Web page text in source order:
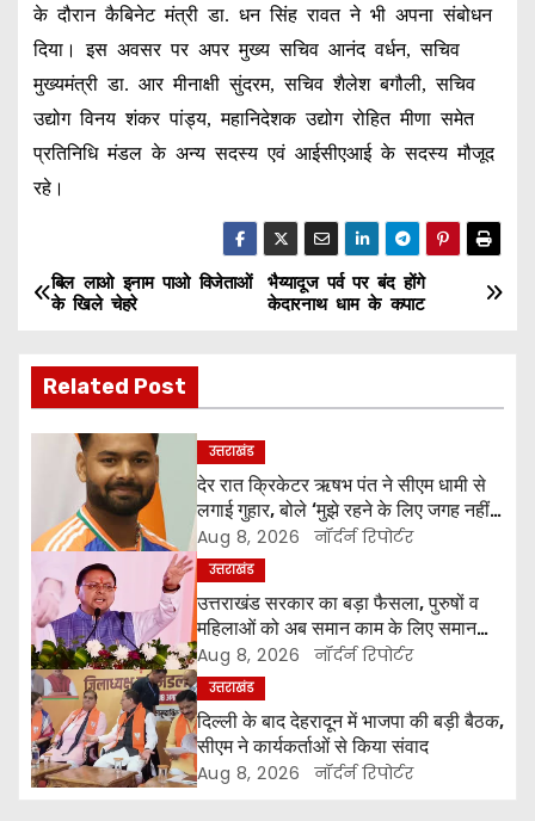
के दौरान कैबिनेट मंत्री डा. धन सिंह रावत ने भी अपना संबोधन
दिया। इस अवसर पर अपर मुख्य सचिव आनंद वर्धन, सचिव
मुख्यमंत्री डा. आर मीनाक्षी सुंदरम, सचिव शैलेश बगौली, सचिव
उद्योग विनय शंकर पांड्य, महानिदेशक उद्योग रोहित मीणा समेत
प्रतिनिधि मंडल के अन्य सदस्य एवं आईसीएआई के सदस्य मौजूद
रहे।
P
s
t
a
v
i
g
a
t
भैय्यादूज पर्व पर बंद होंगे
केदारनाथ धाम के कपाट
बिल लाओ इनाम पाओ विजेताओं
के खिले चेहरे
Related Post
उत्तराखंड
देर रात क्रिकेटर ऋषभ पंत ने सीएम धामी से
लगाई गुहार, बोले ‘मुझे रहने के लिए जगह नहीं
मिल रही’
Aug 8, 2026 नॉर्दर्न रिपोर्टर
उत्तराखंड
उत्तराखंड सरकार का बड़ा फैसला, पुरुषों व
महिलाओं को अब समान काम के लिए समान
वेतन
Aug 8, 2026 नॉर्दर्न रिपोर्टर
उत्तराखंड
दिल्ली के बाद देहरादून में भाजपा की बड़ी बैठक,
सीएम ने कार्यकर्ताओं से किया संवाद
Aug 8, 2026 नॉर्दर्न रिपोर्टर